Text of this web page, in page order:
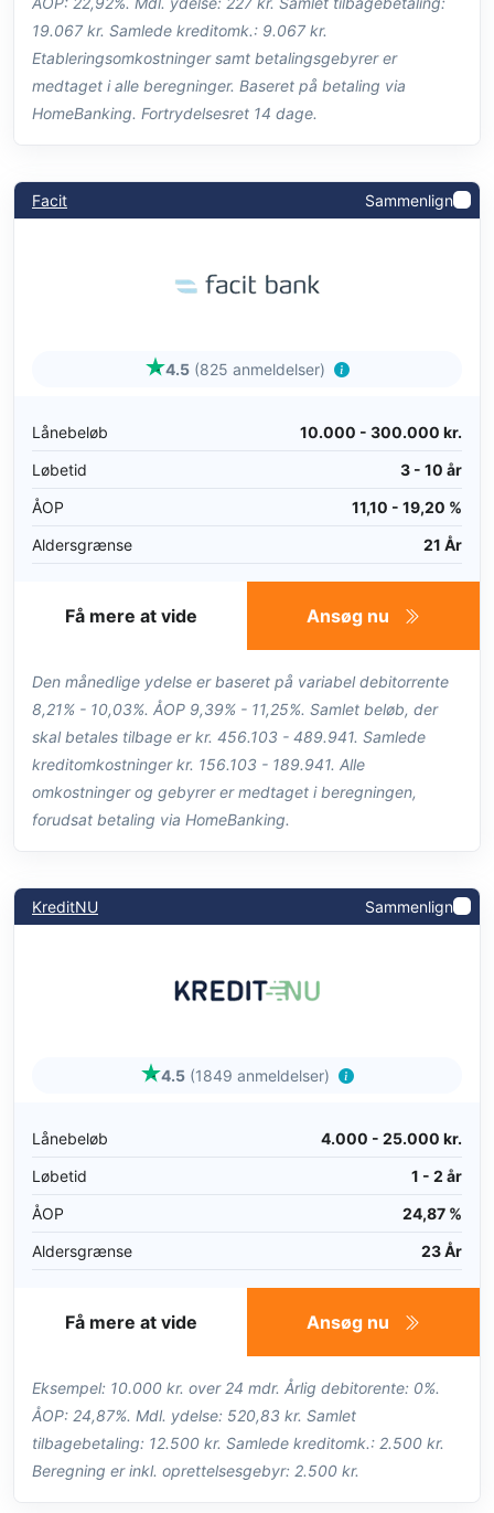
19.067 kr. Samlede kreditomk.: 9.067 kr.
Etableringsomkostninger samt betalingsgebyrer er
medtaget i alle beregninger. Baseret på betaling via
HomeBanking. Fortrydelsesret 14 dage.
Facit Sammenlign
4.5 (825 anmeldelser)
Lånebeløb
10.000 - 300.000 kr.
Løbetid
3 - 10 år
ÅOP
11,10 - 19,20 %
Aldersgrænse
21 År
Ansøg nu
Få mere at vide
Den månedlige ydelse er baseret på variabel debitorrente
8,21% - 10,03%. ÅOP 9,39% - 11,25%. Samlet beløb, der
skal betales tilbage er kr. 456.103 - 489.941. Samlede
kreditomkostninger kr. 156.103 - 189.941. Alle
omkostninger og gebyrer er medtaget i beregningen,
forudsat betaling via HomeBanking.
KreditNU Sammenlign
4.5 (1849 anmeldelser)
Lånebeløb
4.000 - 25.000 kr.
Løbetid
1 - 2 år
ÅOP
24,87 %
Aldersgrænse
23 År
Ansøg nu
Få mere at vide
Eksempel: 10.000 kr. over 24 mdr. Årlig debitorente: 0%.
ÅOP: 24,87%. Mdl. ydelse: 520,83 kr. Samlet
tilbagebetaling: 12.500 kr. Samlede kreditomk.: 2.500 kr.
Beregning er inkl. oprettelsesgebyr: 2.500 kr.